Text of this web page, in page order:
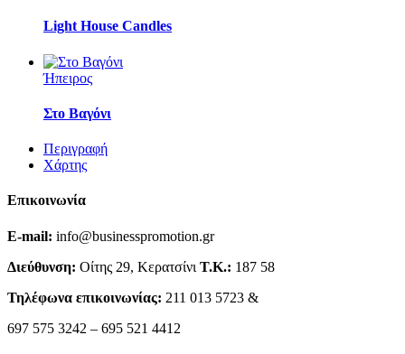
Light House Candles
Ήπειρος
Στο Βαγόνι
Περιγραφή
Χάρτης
Επικοινωνία
E-mail: info@businesspromotion.gr
Διεύθυνση: Οίτης 29, Κερατσίνι Τ.Κ.: 187 58
Τηλέφωνα επικοινωνίας: 211 013 5723 &
697 575 3242 – 695 521 4412